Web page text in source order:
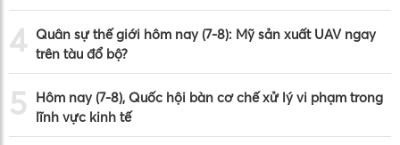
4 Quân sự thế giới hôm nay (7-8): Mỹ sản xuất UAV ngay
trên tàu đổ bộ?
5
Hôm nay (7-8), Quốc hội bàn cơ chế xử lý vi phạm trong
lĩnh vực kinh tế